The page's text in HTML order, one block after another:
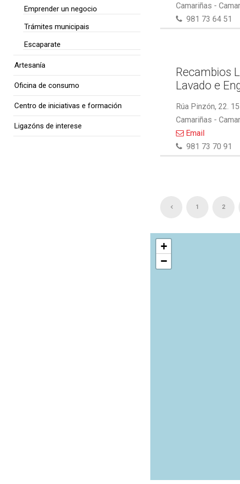
Camariñas -
981 73 64 51
Recambios
Lavado e
Rúa Pinzón, 22.
Camariñas -
Email
981 73 70 91
1 2
+
−
Emprender un negocio
Trámites municipais
Escaparate
Artesanía
Oficina de consumo
Centro de iniciativas e formación
Ligazóns de interese